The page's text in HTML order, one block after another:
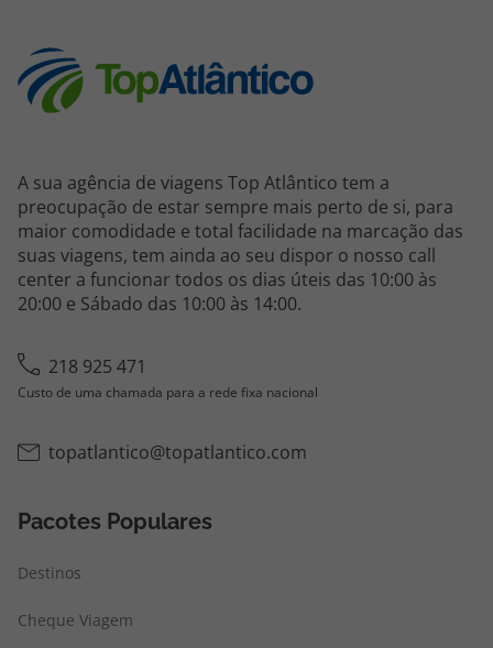
A sua agência de viagens Top Atlântico tem a
preocupação de estar sempre mais perto de si, para
maior comodidade e total facilidade na marcação das
suas viagens, tem ainda ao seu dispor o nosso call
center a funcionar todos os dias úteis das 10:00 às
20:00 e Sábado das 10:00 às 14:00.
218 925 471
Custo de uma chamada para a rede fixa nacional
topatlantico@topatlantico.com
Pacotes Populares
Destinos
Cheque Viagem